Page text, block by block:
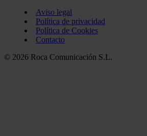
Aviso legal
Política de privacidad
Política de Cookies
Contacto
© 2026 Roca Comunicación S.L.